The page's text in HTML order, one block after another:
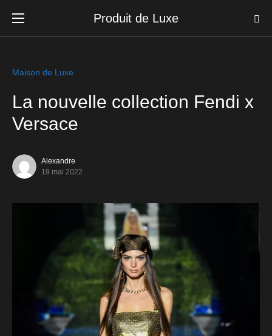
Produit de Luxe
Maison de Luxe
La nouvelle collection Fendi x
Versace
Alexandre
19 mai 2022